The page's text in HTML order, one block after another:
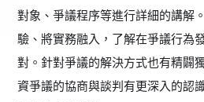
對象、爭議程序等進行詳細的講解
驗、將實務融入，了解在爭議行為
對。針對爭議的解決方式也有精闢
資爭議的協商與談判有更深入的認